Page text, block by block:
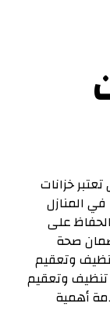
خزانات
في المنازل
على
صحة
وتعقيم
وتعقيم
أهمية